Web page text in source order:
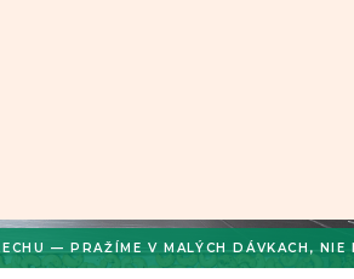
— PRAŽÍME V MALÝCH DÁVKACH, NIE